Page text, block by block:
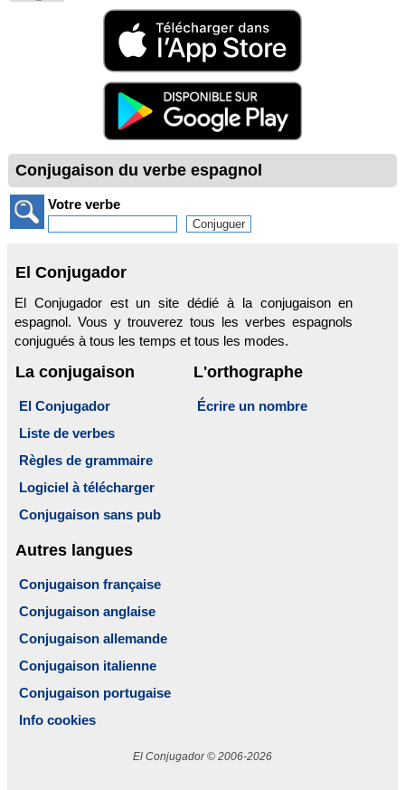
Conjugaison du verbe espagnol
Votre verbe
El Conjugador
El Conjugador est un site dédié à la conjugaison en
espagnol. Vous y trouverez tous les verbes espagnols
conjugués à tous les temps et tous les modes.
La conjugaison
El Conjugador
Liste de verbes
Règles de grammaire
Logiciel à télécharger
Conjugaison sans pub
L'orthographe
Écrire un nombre
Autres langues
Conjugaison française
Conjugaison anglaise
Conjugaison allemande
Conjugaison italienne
Conjugaison portugaise
Info cookies
El Conjugador © 2006-2026